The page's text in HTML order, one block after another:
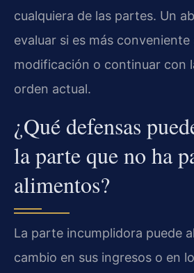
cualquiera de las partes. Un
evaluar si es más
modificación o continuar con
orden actual.
¿Qué defensas
la parte que no ha
alimentos?
La parte incumplidora puede
cambio en sus ingresos o en